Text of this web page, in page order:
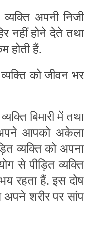
अपनी निजी
नहीं होने देते तथा
होती हैं.
को जीवन भर
बिमारी में तथा
अपने आपको अकेला
व्यक्ति को अपना
से पीड़ित व्यक्ति
रहता हैं. इस दोष
शरीर पर सांप